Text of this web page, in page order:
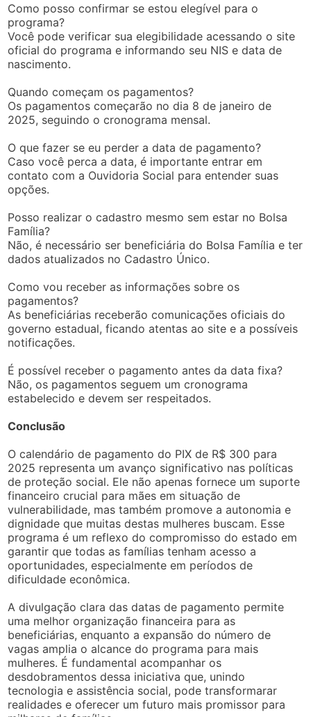
Como posso confirmar se estou elegível para o
programa?
Você pode verificar sua elegibilidade acessando o site
oficial do programa e informando seu NIS e data de
nascimento.
Quando começam os pagamentos?
Os pagamentos começarão no dia 8 de janeiro de
2025, seguindo o cronograma mensal.
O que fazer se eu perder a data de pagamento?
Caso você perca a data, é importante entrar em
contato com a Ouvidoria Social para entender suas
opções.
Posso realizar o cadastro mesmo sem estar no Bolsa
Família?
Não, é necessário ser beneficiária do Bolsa Família e ter
dados atualizados no Cadastro Único.
Como vou receber as informações sobre os
pagamentos?
As beneficiárias receberão comunicações oficiais do
governo estadual, ficando atentas ao site e a possíveis
notificações.
É possível receber o pagamento antes da data fixa?
Não, os pagamentos seguem um cronograma
estabelecido e devem ser respeitados.
Conclusão
O calendário de pagamento do PIX de R$ 300 para
2025 representa um avanço significativo nas políticas
de proteção social. Ele não apenas fornece um suporte
financeiro crucial para mães em situação de
vulnerabilidade, mas também promove a autonomia e
dignidade que muitas destas mulheres buscam. Esse
programa é um reflexo do compromisso do estado em
garantir que todas as famílias tenham acesso a
oportunidades, especialmente em períodos de
dificuldade econômica.
A divulgação clara das datas de pagamento permite
uma melhor organização financeira para as
beneficiárias, enquanto a expansão do número de
vagas amplia o alcance do programa para mais
mulheres. É fundamental acompanhar os
desdobramentos dessa iniciativa que, unindo
tecnologia e assistência social, pode transformarar
realidades e oferecer um futuro mais promissor para